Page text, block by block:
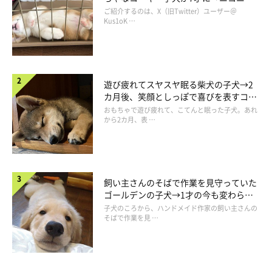
@ringoro119
寝転がってジェンガにもたれかかったりと、お邪魔行為を繰り返
でも、どの行為でもジェンガは倒れない絶妙な嫌がらせというの
が、もう…最高に可愛いです。もしかしたら、飼い主さんたち家
族と一緒に遊んでいるのかもしれませんね♪
コ“コーギースマイル”が魅力のコに成
長！
ご紹介するのは、X（旧Twitter）ユーザー＠
Kus1oK …
遊び疲れてスヤスヤ眠る柴犬の子犬→2
カ月後、笑顔としっぽで喜びを表すコに
成長！
おもちゃで遊び疲れて、こてんと眠った子犬。あれ
から2カ月、表 …
飼い主さんのそばで作業を見守っていた
ゴールデンの子犬→1才の今も変わらな
い“見守り隊”の姿にほっこり
子犬のころから、ハンドメイド作家の飼い主さんの
そばで作業を見 …